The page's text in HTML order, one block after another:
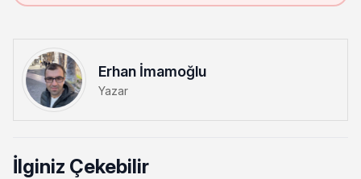
Erhan İmamoğlu
Yazar
İlginiz Çekebilir